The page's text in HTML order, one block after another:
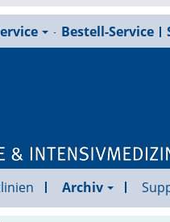
Bestell-Service
Archiv